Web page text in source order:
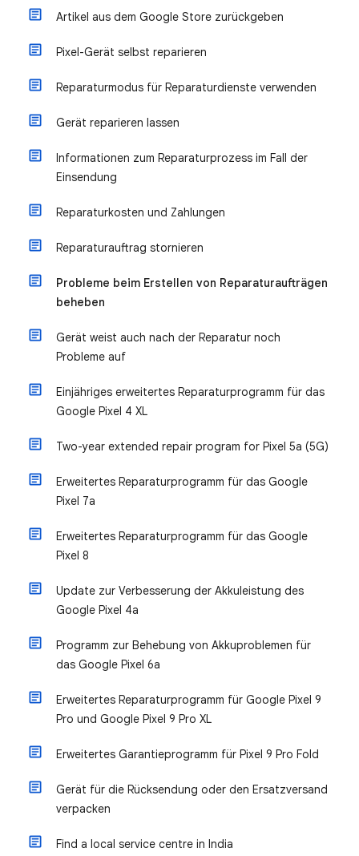
Artikel aus dem Google Store zurückgeben
Pixel-Gerät selbst reparieren
Reparaturmodus für Reparaturdienste verwenden
Gerät reparieren lassen
Informationen zum Reparaturprozess im Fall der
Einsendung
Reparaturkosten und Zahlungen
Reparaturauftrag stornieren
Probleme beim Erstellen von Reparaturaufträgen
beheben
Gerät weist auch nach der Reparatur noch
Probleme auf
Einjähriges erweitertes Reparaturprogramm für das
Google Pixel 4 XL
Two-year extended repair program for Pixel 5a (5G)
Erweitertes Reparaturprogramm für das Google
Pixel 7a
Erweitertes Reparaturprogramm für das Google
Pixel 8
Update zur Verbesserung der Akkuleistung des
Google Pixel 4a
Programm zur Behebung von Akkuproblemen für
das Google Pixel 6a
Erweitertes Reparaturprogramm für Google Pixel 9
Pro und Google Pixel 9 Pro XL
Erweitertes Garantieprogramm für Pixel 9 Pro Fold
Gerät für die Rücksendung oder den Ersatzversand
verpacken
Find a local service centre in India